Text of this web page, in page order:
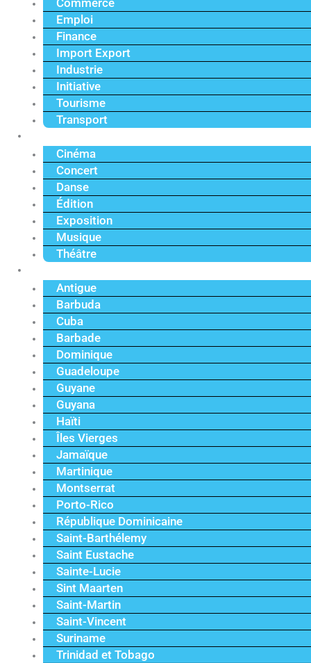
Commerce
Emploi
Finance
Import Export
Industrie
Initiative
Tourisme
Transport
Cinéma
Concert
Danse
Édition
Exposition
Musique
Théâtre
Antigue
Barbuda
Cuba
Barbade
Dominique
Guadeloupe
Guyane
Guyana
Haïti
Îles Vierges
Jamaïque
Martinique
Montserrat
Porto-Rico
République Dominicaine
Saint-Barthélemy
Saint Eustache
Sainte-Lucie
Sint Maarten
Saint-Martin
Saint-Vincent
Suriname
Trinidad et Tobago